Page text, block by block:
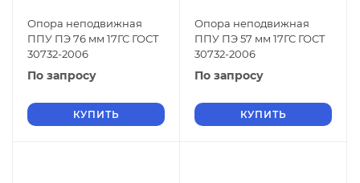
Опора неподвижная
ППУ ПЭ 76 мм 17ГС ГОСТ
30732-2006
По запросу
КУПИТЬ
Опора неподвижная
ППУ ПЭ 57 мм 17ГС ГОСТ
30732-2006
По запросу
КУПИТЬ